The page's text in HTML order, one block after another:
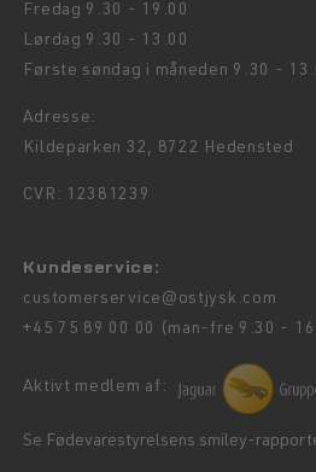
Fredag 9.30 - 19.00
Lørdag 9.30 - 13.00
Første søndag i måneden 9.30 -
Adresse:
Kildeparken 32, 8722 Hedensted
CVR: 12381239
Kundeservice:
customerservice@ostjysk.com
+45 75 89 00 00 (man-fre 9.30 -
Aktivt medlem af:
Se Fødevarestyrelsens smiley-